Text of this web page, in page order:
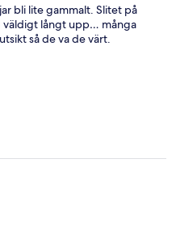
bli lite gammalt. Slitet på
väldigt långt upp… många
så de va de värt.